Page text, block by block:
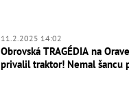
11.2.2025 14:02
Obrovská TRAGÉDIA na
privalil traktor! Nemal šancu